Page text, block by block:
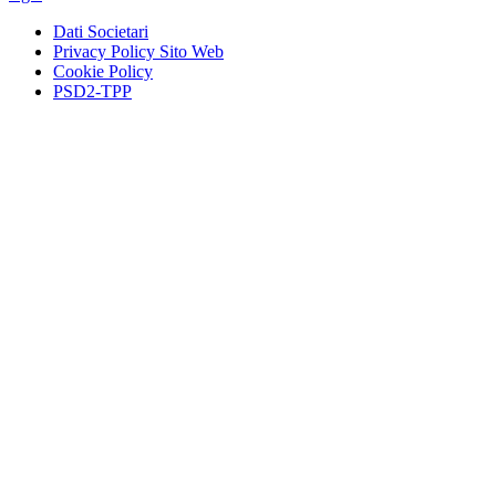
Dati Societari
Privacy Policy Sito Web
Cookie Policy
PSD2-TPP